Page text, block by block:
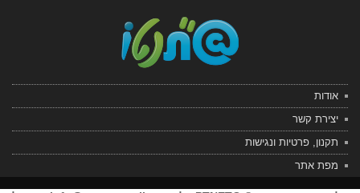
אודות
יצירת קשר
תקנון, פרטיות ונגישות
מפת אתר